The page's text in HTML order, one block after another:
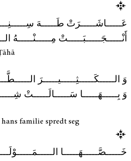
عَـــــاشَـــــرَتْ طَـــــهَ
أَنْـــــجَـــــبَـــــتْ مِـــــنْـــــهُ
وَ الـــــكَـــــثِـــــيـــــرَ
وَ بِـــــهَـــــا سَـــــالَـــــتْ
familie spredt seg
خَـــــصَّـــــهَـــــا